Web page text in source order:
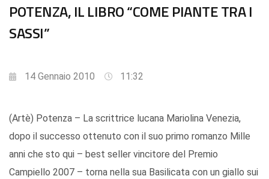
POTENZA, IL LIBRO “COME PIANTE TRA I
SASSI”
14 Gennaio 2010 11:32
(Artè) Potenza – La scrittrice lucana Mariolina Venezia,
dopo il successo ottenuto con il suo primo romanzo Mille
anni che sto qui – best seller vincitore del Premio
Campiello 2007 – torna nella sua Basilicata con un giallo sui